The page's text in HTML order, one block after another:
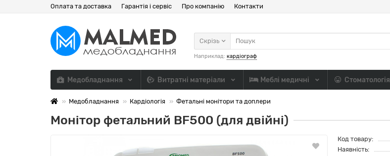
Оплата та доставка Гарантія і сервіс Про компанію Контакти
Скрізь
Наприклад: кардіограф
Медобладнання Витратні матеріали Меблі медичні Стоматологія
Медобладнання Кардіологія Фетальні монітори та доплери
Монітор фетальний BF500 (для двійні)
Код товару:
Наявність: